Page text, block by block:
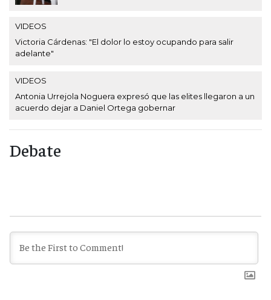
VIDEOS
Victoria Cárdenas: "El dolor lo estoy ocupando para salir
adelante"
VIDEOS
Antonia Urrejola Noguera expresó que las elites llegaron a un
acuerdo dejar a Daniel Ortega gobernar
Debate